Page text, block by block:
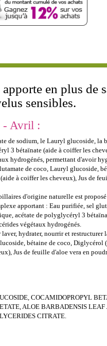
apporte en plus de
sensibles.
- Avril :
de sodium, le Lauryl glucoside,
bétaïnate (aide à coiffer les
hydrogénés, permettant d'avoir
de coco, Lauryl
à coiffer les cheveux), Jus de
d'origine naturelle est
apportant : Eau purifiée, sel
acétate de polyglycéryl 3
végétaux hydrogénés.
hydrater, nourrir et restructurer
bétaine de coco,
Jus de feuille d'aloe vera en
COCAMIDOPROPYL
ALOE BARBADENSIS
CITRATE.